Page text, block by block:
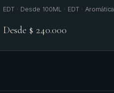
EDT · Desde 100ML · EDT · Aromática
Desde $ 240.000